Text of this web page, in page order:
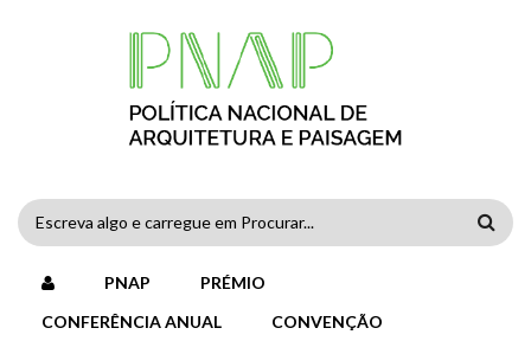
FORMULÁRIO
DE
PESQUISA
PNAP
PRÉMIO
CONFERÊNCIA ANUAL
CONVENÇÃO